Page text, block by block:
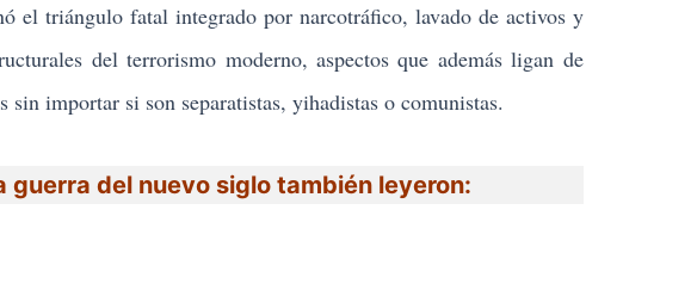
el triángulo fatal integrado por narcotráfico, lavado de activos y
del terrorismo moderno, aspectos que además ligan de
importar si son separatistas, yihadistas o comunistas.
guerra del nuevo siglo también leyeron: